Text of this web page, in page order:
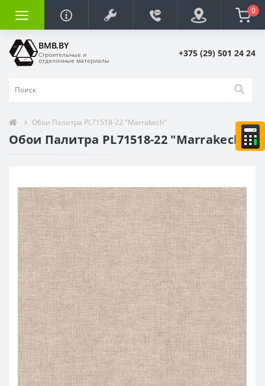
0
BMB.BY
Строительные и
отделочные материалы
+375 (29) 501 24 24
Обои Палитра PL71518-22 "Marrakech"
Обои Палитра PL71518-22 "Marrakech"